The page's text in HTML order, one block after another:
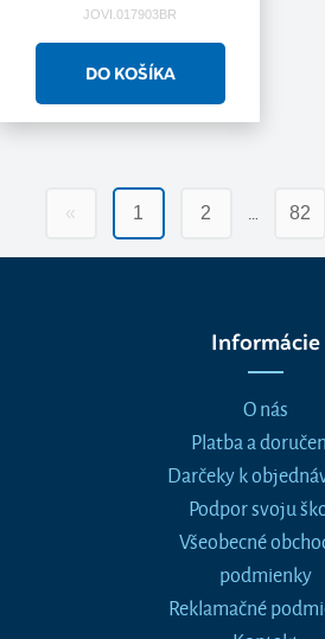
JOVI.017903BR
« 1 2 … 82
Informácie
O nás
Platba a
Darčeky k
Podpor svoju
Všeobecné
podmienky
Reklamačné